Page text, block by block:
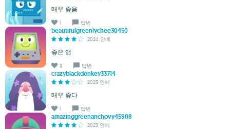
매우 좋음
1 답변
beautifulgreenlychee30450
2024 안에
좋은 앱
9 답변
crazyblackdonkey33714
2023 안에
매우 좋다
1 답변
amazinggreenanchovy45908
2023 안에